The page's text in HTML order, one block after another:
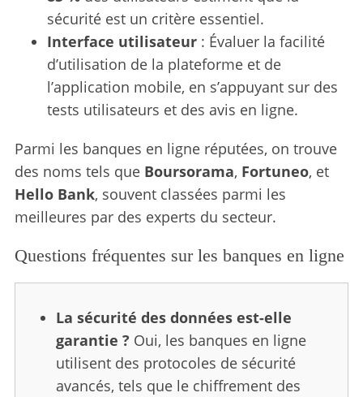
sécurité est un critère essentiel.
Interface utilisateur: Évaluer la facilité
d’utilisation de la plateforme et de
l’application mobile, en s’appuyant sur des
tests utilisateurs et des avis en ligne.
Parmi les banques en ligne réputées, on trouve
des noms tels que Boursorama, Fortuneo, et
Hello Bank, souvent classées parmi les
meilleures par des experts du secteur.
Questions fréquentes sur les banques en ligne
La sécurité des données est-elle
garantie ? Oui, les banques en ligne
utilisent des protocoles de sécurité
avancés, tels que le chiffrement des